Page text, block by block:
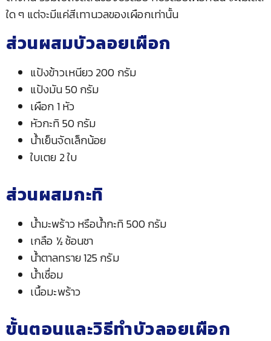
ใด ๆ แต่จะมีแค่สีเทานวลของเผือกเท่านั้น
ส่วนผสมบัวลอยเผือก
แป้งข้าวเหนียว 200 กรัม
แป้งมัน 50 กรัม
เผือก 1 หัว
หัวกะทิ 50 กรัม
น้ำเย็นจัดเล็กน้อย
ใบเตย 2 ใบ
ส่วนผสมกะทิ
น้ำมะพร้าว หรือน้ำกะทิ 500 กรัม
เกลือ ½ ช้อนชา
น้ำตาลทราย 125 กรัม
น้ำเชื่อม
เนื้อมะพร้าว
ขั้นตอนและวิธีทำบัวลอยเผือก